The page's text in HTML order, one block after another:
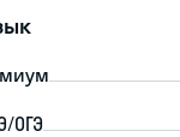
ОГЭ